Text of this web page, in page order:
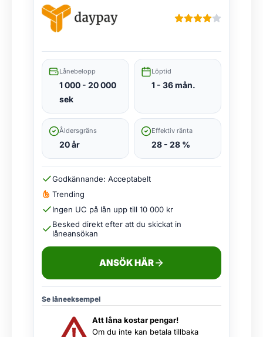
Lånebelopp
1 000 - 20 000
sek
Löptid
1 - 36 mån.
Åldersgräns
20 år
Effektiv ränta
28 - 28 %
Godkännande: Acceptabelt
Trending
Ingen UC på lån upp till 10 000 kr
Besked direkt efter att du skickat in
låneansökan
ANSÖK HÄR
Se låneeksempel
Att låna kostar pengar!
Om du inte kan betala tillbaka